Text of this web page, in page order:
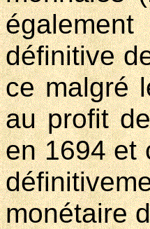
définitive
ce malgré
au profit
en 1694 et
monétaire d